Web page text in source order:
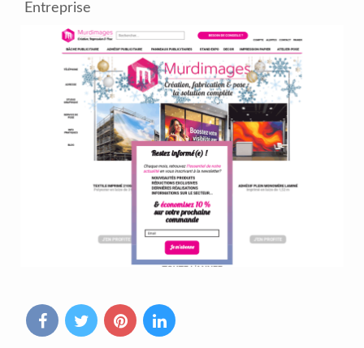
Entreprise